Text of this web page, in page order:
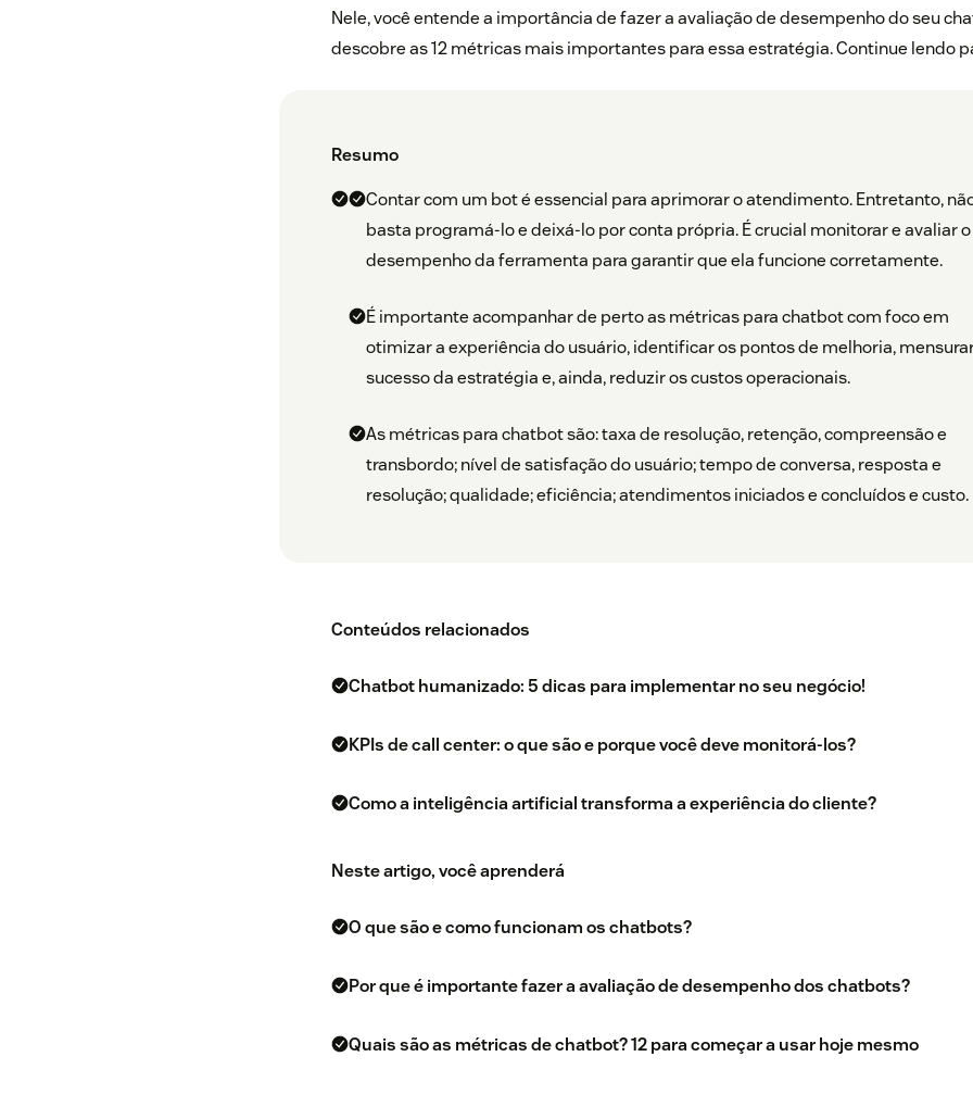
Nele, você entende a importância de fazer a avaliação de desempenho do seu
descobre as 12 métricas mais importantes para essa estratégia. Continue lendo
Resumo
Contar com um bot é essencial para aprimorar o atendimento. Entretanto,
basta programá-lo e deixá-lo por conta própria. É crucial monitorar e avaliar o
desempenho da ferramenta para garantir que ela funcione corretamente.
É importante acompanhar de perto as métricas para chatbot com foco em
otimizar a experiência do usuário, identificar os pontos de melhoria,
sucesso da estratégia e, ainda, reduzir os custos operacionais.
As métricas para chatbot são: taxa de resolução, retenção, compreensão e
transbordo; nível de satisfação do usuário; tempo de conversa, resposta e
resolução; qualidade; eficiência; atendimentos iniciados e concluídos e custo.
Conteúdos relacionados
Chatbot humanizado: 5 dicas para implementar no seu negócio!
KPIs de call center: o que são e porque você deve monitorá-los?
Como a inteligência artificial transforma a experiência do cliente?
Neste artigo, você aprenderá
O que são e como funcionam os chatbots?
Por que é importante fazer a avaliação de desempenho dos chatbots?
Quais são as métricas de chatbot? 12 para começar a usar hoje mesmo